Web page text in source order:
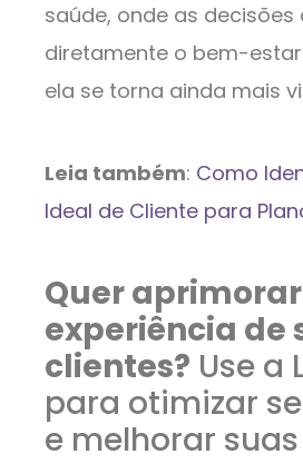
saúde, onde as
diretamente o bem-
ela se torna ainda mais
Leia também: Como
Ideal de Cliente para
Quer
experiência de
clientes? Use a
para otimizar
e melhorar